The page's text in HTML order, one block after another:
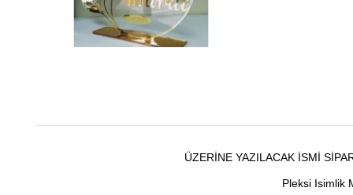
ÜZERİNE YAZILACAK İSMİ
Pleksi Isimlik